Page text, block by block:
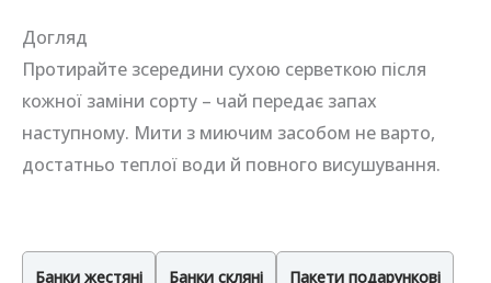
Догляд
Протирайте зсередини сухою серветкою після
кожної заміни сорту – чай передає запах
наступному. Мити з миючим засобом не варто,
достатньо теплої води й повного висушування.
Банки жестяні Банки скляні Пакети подарункові